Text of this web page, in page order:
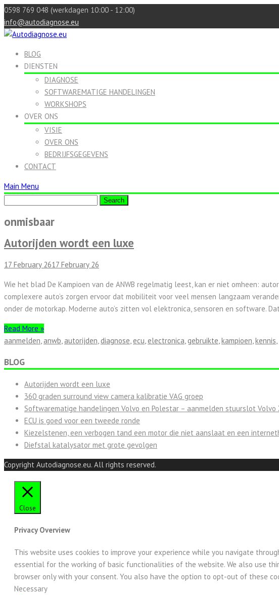
0598 769 048 (werkdagen 10:00 - 12:00)
info@autodiagnose.eu
BLOG
DIENSTEN
DIAGNOSE
SOFTWAREMATIGE HANDELINGEN
WORKSHOPS
OVER ONS
VISIE
OVER ONS
BEDRIJFSGEGEVENS
CONTACT
Main Menu
onmisbaar
Autorijden wordt een luxe
17 February 2617 February 26
Wie het blad De Kampioen van de ANWB regelmatig leest, kan er niet omheen:
complexere auto’s zorgen ervoor dat mobiliteit voor veel mensen langzaam
onder de motorkap. Moderne auto’s zitten vol elektronica, sensoren en software.
Read More »
aanmelden,anwb,autorijden,diagnose, ecu, electronica,gebruikte,kampioen,kennis,
BLOG
Autorijden wordt een luxe
360 graden surround view camera kalibratie VAG groep
Softwarematige handelingen Volvo en Polestar – aanmelden stuurslot Volvo
ECU is goed voor een tweede ronde
Kiezelstenen, een verbogen tand een motor die niet aanslaat en een
Diefstal katalysator met grote gevolgen
Copyright Autodiagnose.eu. All rights reserved.
Close
Privacy Overview
This website uses cookies to improve your experience while you navigate
essential for the working of basic functionalities of the website. We also use
browser only with your consent. You also have the option to opt-out of these
Necessary